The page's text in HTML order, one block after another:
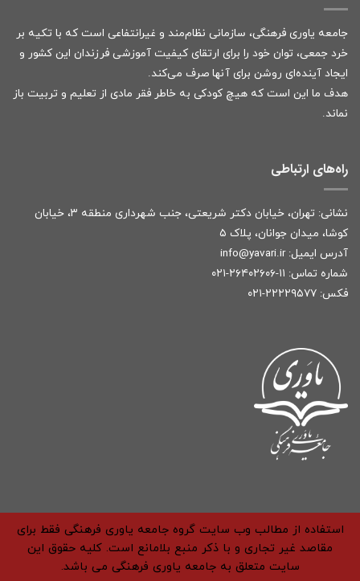
جامعه یاوری فرهنگی، سازمانی نظام‌مند و غیرانتفاعی است که با تکیه بر
خرد جمعی، توان خود را برای ارتقای کیفیت آموزشی فرزندان این کشور و
ایجاد آینده‌ای روشن برای آنها صرف می‌کند.
هدف ما این است که هیچ کودکی به خاطر فقر مادی از تعلیم و تربیت باز
نماند.
راه‌های ارتباطی
نشانی: تهران، خیابان دکتر شریعتی، جنب شهرداری منطقه ۳، خیابان
کوشا، میدان جوانان، پلاک ۵
آدرس ایمیل: info@yavari.ir
شماره تماس: ۱۱-۲۶۴۰۲۶۰۶-۰۲۱
فکس: ۲۲۲۲۹۵۷۷-۰۲۱
استفاده از مطالب وب سایت گروه جامعه یاوری فرهنگی فقط برای
مقاصد غیر تجاری و با ذکر منبع بلامانع است. کلیه حقوق این
سایت متعلق به جامعه یاوری فرهنگی می باشد.